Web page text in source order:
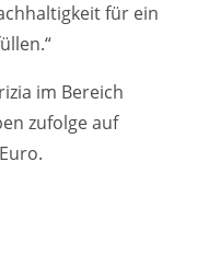
für ein
im Bereich
zufolge auf